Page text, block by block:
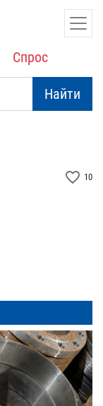
Спрос
Найти
favorite_border 10